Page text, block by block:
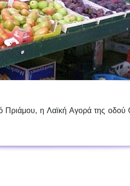
Πριάμου, ηΛαϊκή Αγορά της οδού